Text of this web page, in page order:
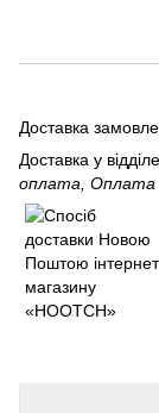
Доставка
Доставка у
оплата, Оплата